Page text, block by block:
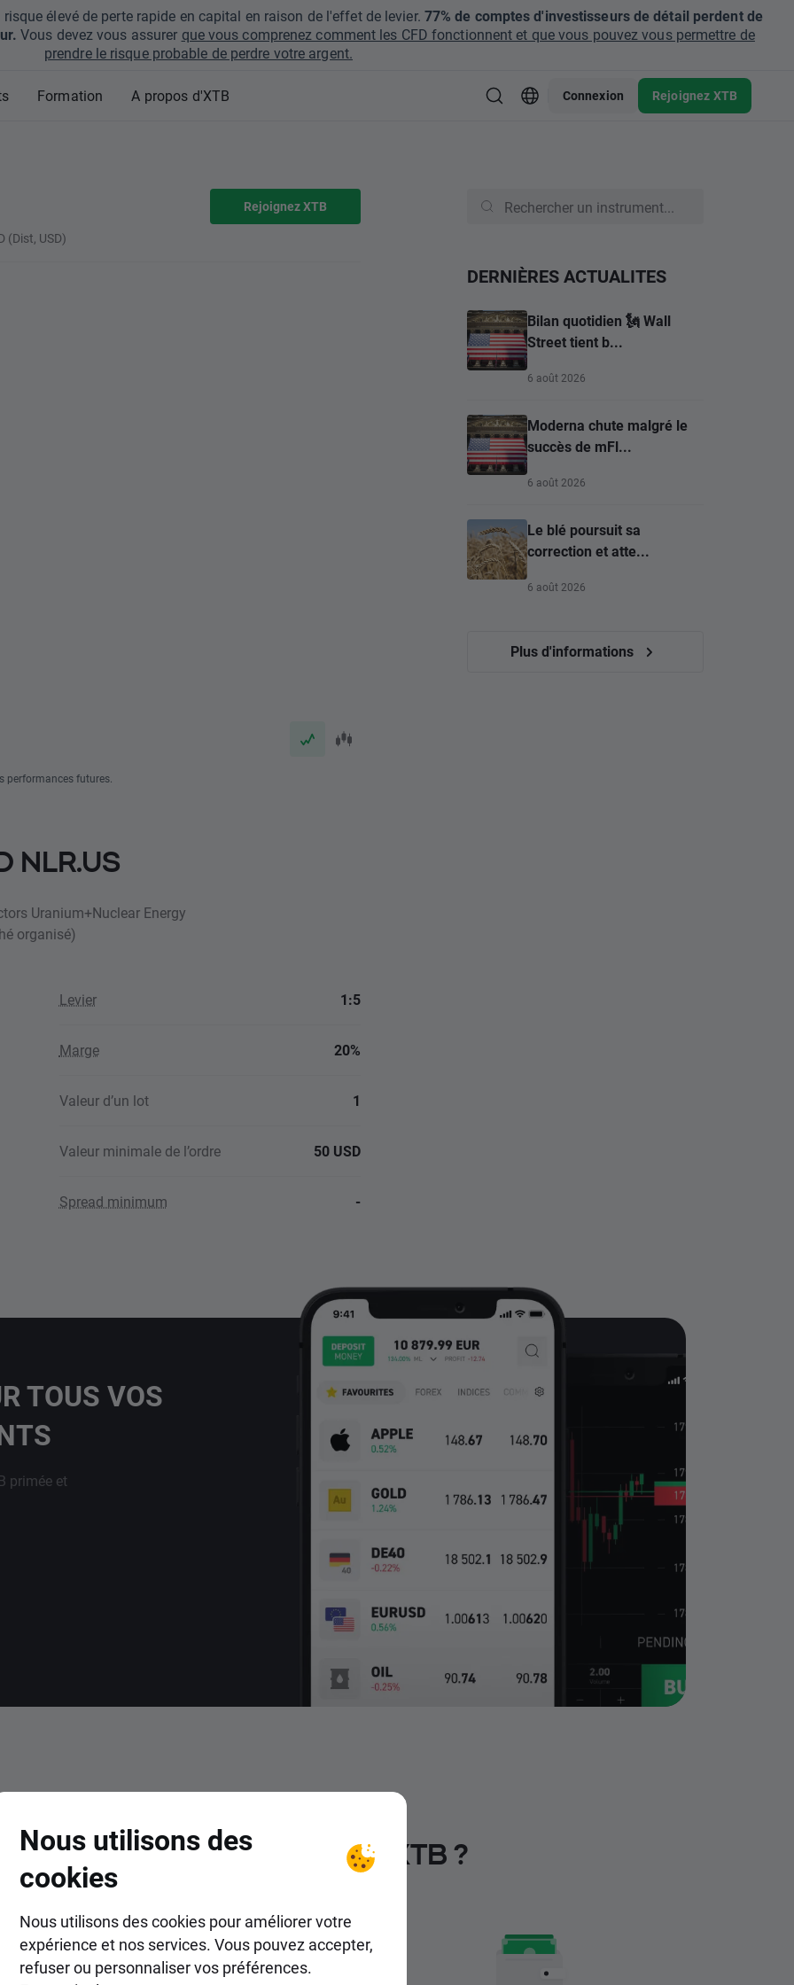
élevé de perte rapide en capital en raison de l'effet de levier. 77% de comptes d'investisseurs de détail perdent de
Vous devez vous assurer que vous comprenez comment les CFD fonctionnent et que vous pouvez vous permettre de
prendre le risque probable de perdre votre argent.
Formation A propos d'XTB Connexion Rejoignez XTB
(Dist, USD)
Rejoignez XTB
performances futures.
DERNIÈRES ACTUALITES
Bilan quotidien 🗽 Wall
Street tient b...
6 août 2026
Moderna chute malgré le
succès de mFl...
6 août 2026
Le blé poursuit sa
correction et atte...
6 août 2026
Plus d'informations
NLR.US
Uranium+Nuclear Energy
organisé)
Levier 1:5
Marge 20%
Valeur d’un lot 1
Valeur minimale de l’ordre 50 USD
Spread minimum -
TOUS VOS
primée et
trader le CFD ETF avec XTB ?
Nous utilisons des
cookies
Nous utilisons des cookies pour améliorer votre
expérience et nos services. Vous pouvez accepter,
refuser ou personnaliser vos préférences.